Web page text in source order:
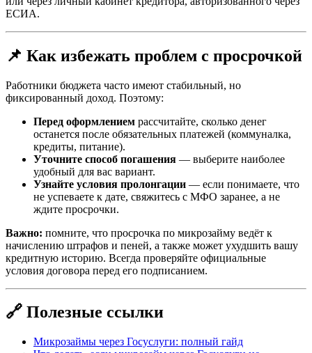
ЕСИА.
📌 Как избежать проблем с просрочкой
Работники бюджета часто имеют стабильный, но
фиксированный доход. Поэтому:
Перед оформлением рассчитайте, сколько денег
останется после обязательных платежей (коммуналка,
кредиты, питание).
Уточните способ погашения — выберите наиболее
удобный для вас вариант.
Узнайте условия пролонгации — если понимаете, что
не успеваете к дате, свяжитесь с МФО заранее, а не
ждите просрочки.
Важно: помните, что просрочка по микрозайму ведёт к
начислению штрафов и пеней, а также может ухудшить вашу
кредитную историю. Всегда проверяйте официальные
условия договора перед его подписанием.
🔗 Полезные ссылки
Микрозаймы через Госуслуги: полный гайд